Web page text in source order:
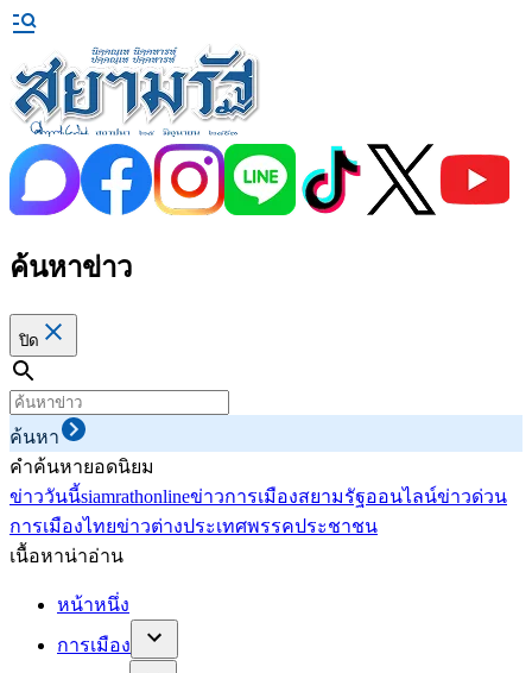
ค้นหาข่าว
ปิด
ค้นหา
คำค้นหายอดนิยม
ข่าววันนี้siamrathonlineข่าวการเมืองสยามรัฐออนไลน์ข่าวด่วน
การเมืองไทยข่าวต่างประเทศพรรคประชาชน
เนื้อหาน่าอ่าน
หน้าหนึ่ง
การเมือง